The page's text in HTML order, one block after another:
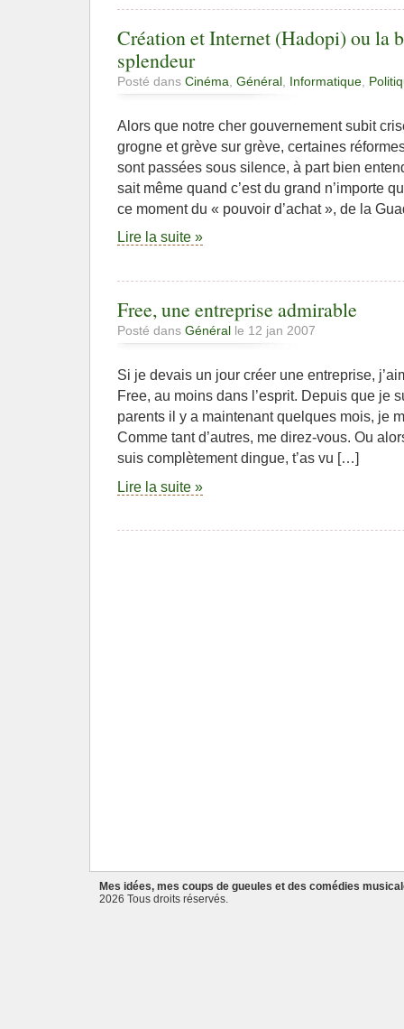
Création et Internet (Hadopi) ou la
splendeur
Posté dans Cinéma Général Informatique
Alors que notre cher gouvernement subit
grogne et grève sur grève, certaines
sont passées sous silence, à part bien
sait même quand c’est du grand n’importe
ce moment du « pouvoir d’achat », de la
Lire la suite »
Free, une entreprise admirable
Posté dans Général le 12 jan 2007
Si je devais un jour créer une entreprise,
Free, au moins dans l’esprit. Depuis que je
parents il y a maintenant quelques mois, je
Comme tant d’autres, me direz-vous. Ou
suis complètement dingue, t’as vu […]
Lire la suite »
Mes idées, mes coups de gueules et des comédies
2026 Tous droits réservés.